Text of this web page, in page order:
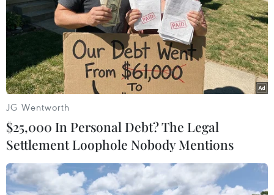
10/11/2016 07:27
Chỉ vài tiếng sau khi kết quả kiểm phiếu cho thấy ứng
cử viên Donald Trump đắc cử tổng thống thứ 45 của Mỹ,
hàng chục cuộc biểu tình đã bùng phát trên phạm vi
toàn quốc để phản đối tỷ phú này.
JG Wentworth
$25,000 In Personal Debt? The Legal
Settlement Loophole Nobody Mentions